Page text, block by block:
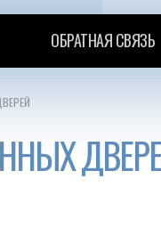
ОБРАТНАЯ СВЯЗЬ